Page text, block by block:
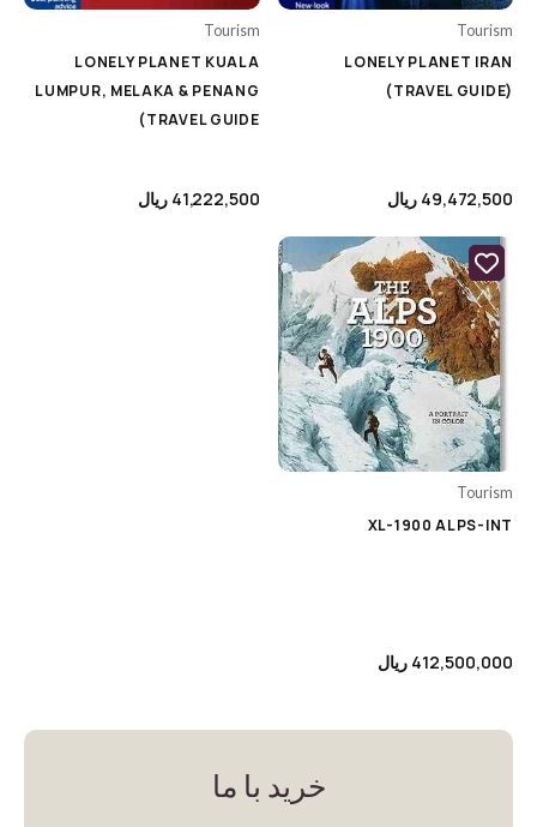
Tourism
LONELY PLANET IRAN
(TRAVEL GUIDE)
49,472,500 ریال
Tourism
LONELY PLANET KUALA
LUMPUR, MELAKA & PENANG
(TRAVEL GUIDE
41,222,500 ریال
Tourism
XL-1900 ALPS-INT
412,500,000 ریال
خرید با ما